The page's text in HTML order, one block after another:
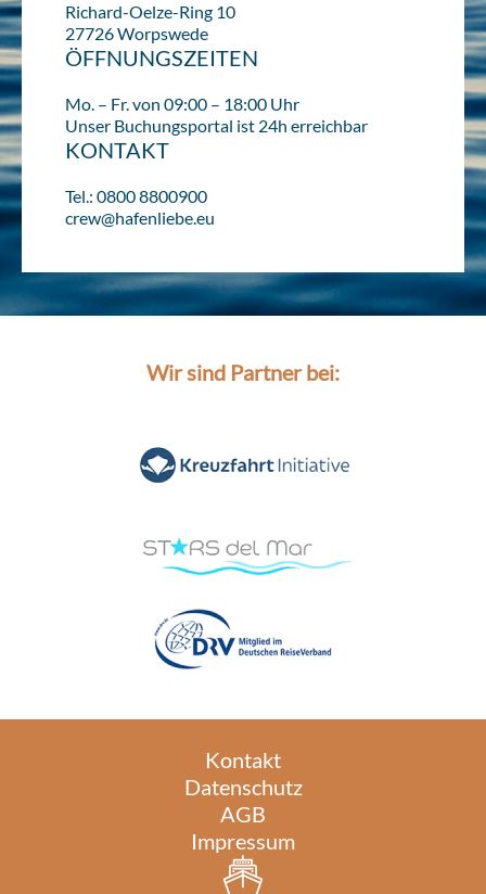
Richard-Oelze-Ring 10
27726 Worpswede
ÖFFNUNGSZEITEN
Mo. – Fr. von 09:00 – 18:00 Uhr
Unser Buchungsportal ist 24h erreichbar
KONTAKT
Tel.: 0800 8800900
crew@hafenliebe.eu
Wir sind Partner bei:
Kontakt
Datenschutz
AGB
Impressum